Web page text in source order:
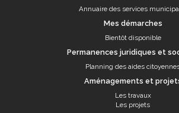
Annuaire des services
Mes démarches
Bientôt disponible
Permanences juridiques et
Planning des aides
Aménagements et
Les travaux
Les projets